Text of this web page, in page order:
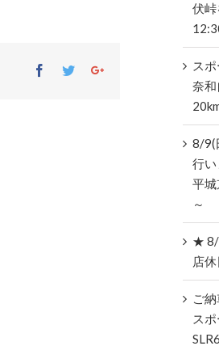
Facebook
TwitterGoogle+
伏
ス
奈
8/9(
行
平
～
★ 8/
店
ご
ス